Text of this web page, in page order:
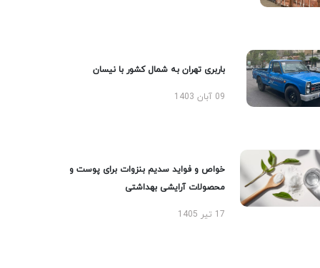
باربری تهران به شمال کشور با نیسان
09 آبان 1403
خواص و فواید سدیم بنزوات برای پوست و
محصولات آرایشی بهداشتی